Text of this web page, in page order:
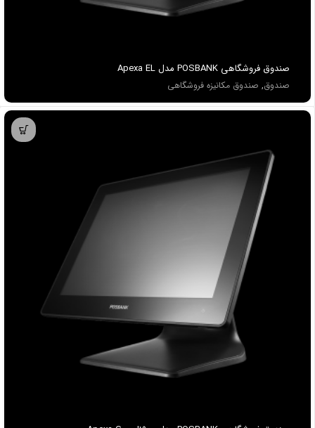
صندوق فروشگاهي POSBANK مدل Apexa EL
صندوق, صندوق مکانیزه فروشگاهی